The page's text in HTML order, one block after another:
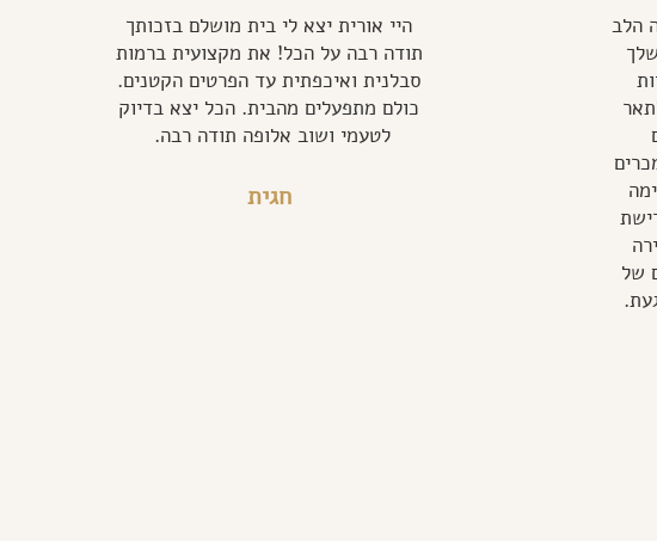
היי אורית יצא לי בית מושלם בזכותך
תודה רבה על הכל! את מקצועית ברמות
סבלנית ואיכפתית עד הפרטים הקטנים.
כולם מתפעלים מהבית. הכל יצא בדיוק
לטעמי ושוב אלופה תודה רבה.
חגית
הלב
של